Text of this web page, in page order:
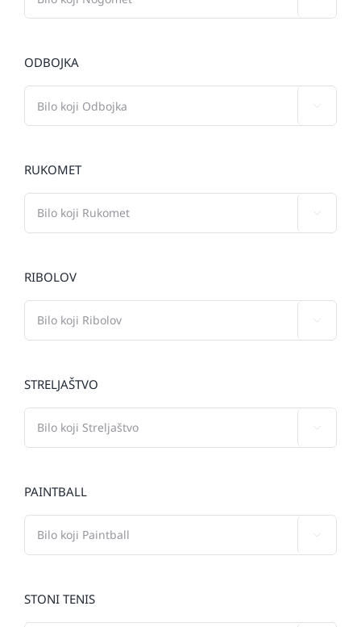
ODBOJKA
RUKOMET
RIBOLOV
STRELJAŠTVO
PAINTBALL
STONI TENIS